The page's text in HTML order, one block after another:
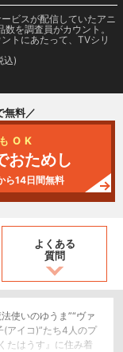
ビスが配信していたアニ
を調査員がカウント。
トにあたって、TVシリ
込)
無料／
OK
おためし
ら14日間無料
よくある
質問
使いのゆうま”“ヴァ
(アイコ)”たち4人のプ
たはうす』に住み着